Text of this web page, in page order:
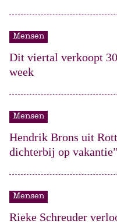
Mensen
Dit viertal verkoopt
week
Mensen
Hendrik Brons uit
dichterbij op vakantie”
Mensen
Rieke Schreuder